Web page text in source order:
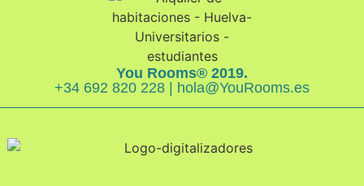
You Rooms® 2019.
+34 692 820 228 | hola@YouRooms.es